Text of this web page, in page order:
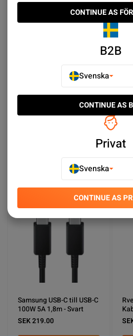
NYTT PRIS
Köp nu
Samsung USB-C till USB-C
100W 5A 1,8m - Svart
SEK 219.00
CONTINUE AS
B2B
Svenska
CONTINUE AS
Privat
Svenska
CONTINUE AS